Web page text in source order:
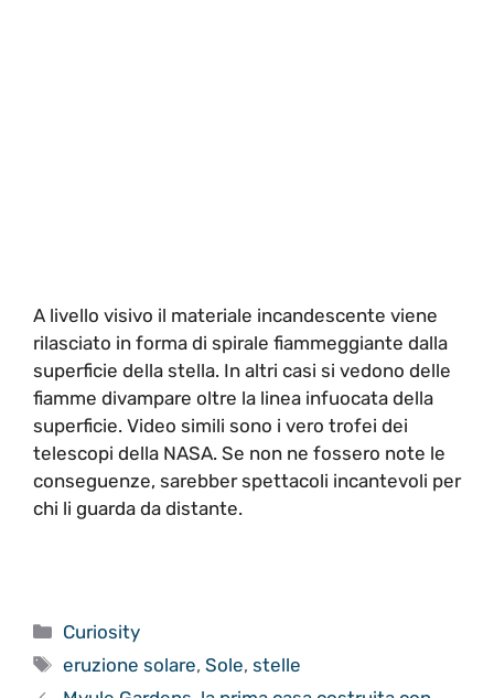
A livello visivo il materiale incandescente viene
rilasciato in forma di spirale fiammeggiante dalla
superficie della stella. In altri casi si vedono delle
fiamme divampare oltre la linea infuocata della
superficie. Video simili sono i vero trofei dei
telescopi della NASA. Se non ne fossero note le
conseguenze, sarebber spettacoli incantevoli per
chi li guarda da distante.
Categorie
Curiosity
Tag
eruzione solare,Sole,stelle